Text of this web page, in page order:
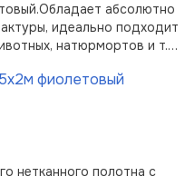
абсолютно
идеально подходит
натюрмортов и т.д.
не боится
тубус.
фиолетовый
нетканного полотна с